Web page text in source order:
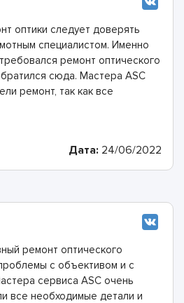
оптики следует доверять
специалистом. Именно
ремонт оптического
сюда. Мастера ASC
ремонт, так как все
Дата: 24/06/2022
ремонт оптического
с объективом и с
сервиса ASC очень
все необходимые детали и